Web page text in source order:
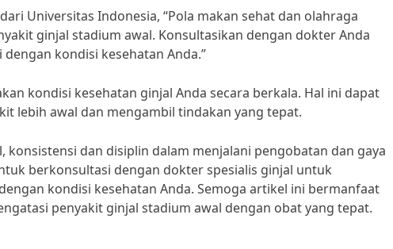
Universitas Indonesia, “Pola makan sehat dan olahraga
ginjal stadium awal. Konsultasikan dengan dokter Anda
kondisi kesehatan Anda.”
kondisi kesehatan ginjal Anda secara berkala. Hal ini dapat
lebih awal dan mengambil tindakan yang tepat.
dan disiplin dalam menjalani pengobatan dan gaya
berkonsultasi dengan dokter spesialis ginjal untuk
kondisi kesehatan Anda. Semoga artikel ini bermanfaat
penyakit ginjal stadium awal dengan obat yang tepat.